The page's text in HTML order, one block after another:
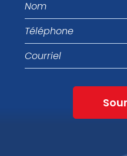
Téléphone
Courriel